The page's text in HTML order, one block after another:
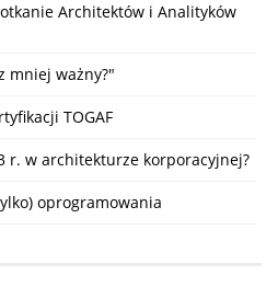
Architektów i Analityków
mniej ważny?"
TOGAF
r. w architekturze korporacyjnej?
oprogramowania